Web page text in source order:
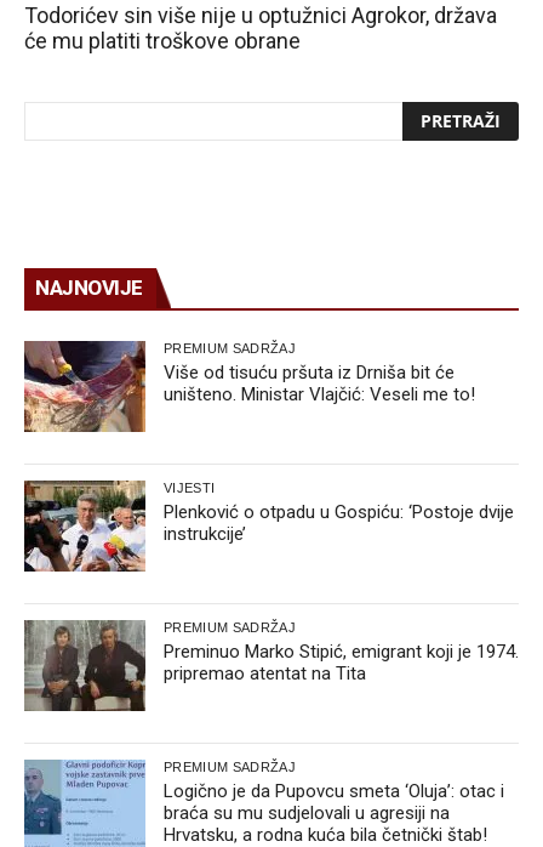
Todorićev sin više nije u optužnici Agrokor, država
će mu platiti troškove obrane
NAJNOVIJE
PREMIUM SADRŽAJ
Više od tisuću pršuta iz Drniša bit će
uništeno. Ministar Vlajčić: Veseli me to!
VIJESTI
Plenković o otpadu u Gospiću: ‘Postoje dvije
instrukcije’
PREMIUM SADRŽAJ
Preminuo Marko Stipić, emigrant koji je 1974.
pripremao atentat na Tita
PREMIUM SADRŽAJ
Logično je da Pupovcu smeta ‘Oluja’: otac i
braća su mu sudjelovali u agresiji na
Hrvatsku, a rodna kuća bila četnički štab!